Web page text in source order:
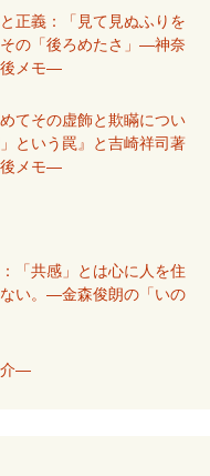
正義：「見て見ぬふりを
の「後ろめたさ」―神奈
後メモ―
てその虚飾と欺瞞につい
という罠』と吉崎祥司著
後メモ―
「共感」とは心に人を住
い。―金森俊朗の「いの
介―